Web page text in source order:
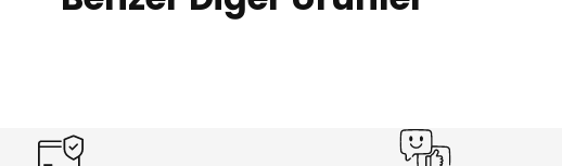
Navi Kız Çocuk Kot Pantolon